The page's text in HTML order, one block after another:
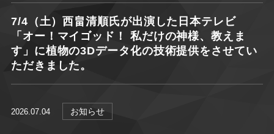
7/4（土）西畠清順氏が出演した日本テレビ
「オー！マイゴッド！ 私だけの神様、教えま
す」に植物の3Dデータ化の技術提供をさせてい
ただきました。
2026.07.04 お知らせ